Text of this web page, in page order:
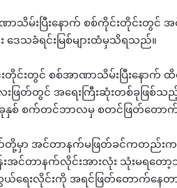
ာသိမ်းပြီးနောက် စစ်ကိုင်းတိုင်းတွင်
ဒေသခံရင်းမြစ်များထံမှသိရသည်။
တိုင်းတွင် စစ်အာဏာသိမ်းပြီးနောက်
းဖြတ်တွင် အရေးကြီးဆုံးတစ်ခုဖြစ်
ခုနှစ် စက်တင်ဘာလမှ စတင်ဖြတ်တေ
ာ်တို့မှာ အင်တာနက်မဖြတ်ခင်ကတည်း
းအင်တာနက်လိုင်းအားလုံး သုံးမရတ
ေးလိုင်းကို အရင်ဖြတ်တောက်နေတာ